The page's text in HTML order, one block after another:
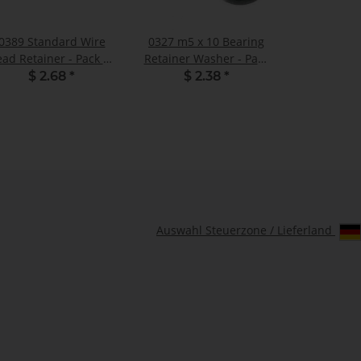
Standard Wire
Retainer - Pack of
5
$ 2.68 *
0327 m5 x 10 Bearing
Retainer Washer - Pack
of 2
$ 2.38 *
Auswahl Steuerzone / Lieferland